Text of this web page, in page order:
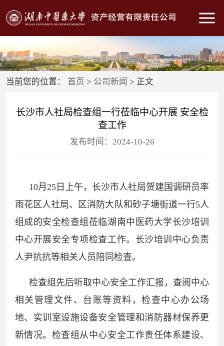
当前您的位置： 首页 > 公司新闻 > 正文
长沙市人社局检查组一行莅临中心开展 安全检
查工作
发布时间：2024-10-26
10月25日上午，长沙市人社局贺建国调研员率
雨花区人社局、区消防大队和砂子塘街道一行5人
组成的安全检查组莅临湖南中医药大学长沙培训
中心开展安全专项检查工作。长沙培训中心负责
人尹抗抗等相关人员陪同检查。
检查组先后听取中心安全工作汇报，查阅中心
相关管理文件、台账等资料，检查中心办公场
地、实训室设施设备安全管理和消防器材保养更
新情况。检查组从中心安全工作责任体系建设、
首页
公司概况
公司新闻
招投标专栏